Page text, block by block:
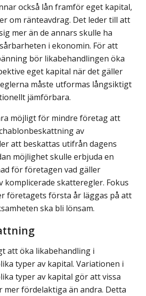
också lån framför eget kapital,
om ränteavdrag. Det leder till att
mer än de annars skulle ha
i ekonomin. För att
bör likabehandlingen öka
eget kapital när det gäller
måste utformas långsiktigt
jämförbara.
möjligt för mindre företag att
av
att beskattas utifrån dagens
möjlighet skulle erbjuda en
för företagen vad gäller
komplicerade skatteregler. Fokus
företagets första år läggas på att
ska bli lönsam.
att öka likabehandling i
typer av kapital. Variationen i
typer av kapital gör att vissa
mer fördelaktiga än andra. Detta